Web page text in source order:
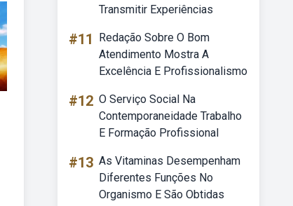
Transmitir Experiências
#11
Redação Sobre O Bom
Atendimento Mostra A
Excelência E Profissionalismo
#12 O Serviço Social Na
Contemporaneidade Trabalho
E Formação Profissional
#13 As Vitaminas Desempenham
Diferentes Funções No
Organismo E São Obtidas